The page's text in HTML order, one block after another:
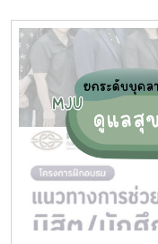
มหาวิทยาลัยแม่โจ้ ทั้งนี้
กองกายภาพและสิ่งแวด